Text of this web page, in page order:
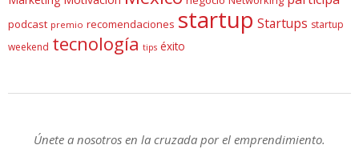
podcast premio recomendaciones startup Startups startup
weekend tecnología tips éxito
Únete a nosotros en la cruzada por el emprendimiento.